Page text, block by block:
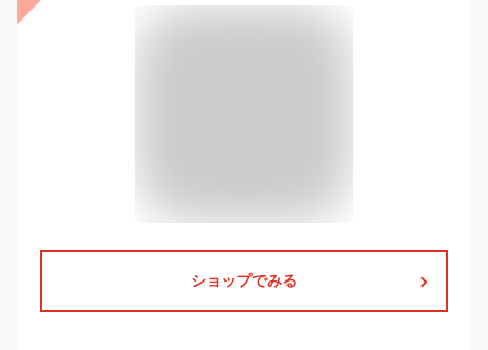
ショップでみる